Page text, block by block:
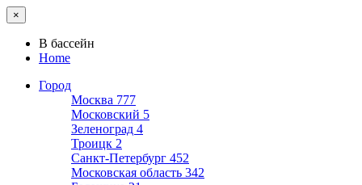
×
В бассейн
Home
Город
Москва 777
Московский 5
Зеленоград 4
Троицк 2
Санкт-Петербург 452
Московская область 342